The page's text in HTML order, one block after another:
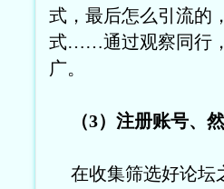
式，最后怎么引流的
式……通过观察同行
广。
（3）注册账号、
在收集筛选好论坛